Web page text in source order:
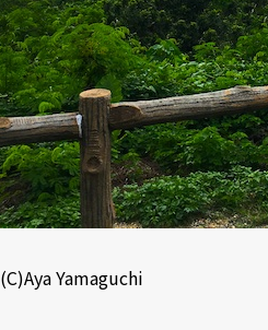
(C)Aya Yamaguchi